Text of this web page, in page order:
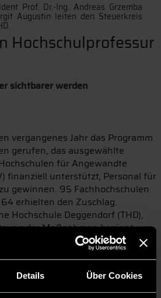
Details Über Cookies
Prof. Dr.-Ing. Andreas Grzemba
Augustin leiten den Steuerkreis
Hochschulprofessur
sichtbarer werden
vergangenes Jahr das Programm
gerufen, das ausgewählte
für Angewandte
finanziell unterstützt, Personal für
gewinnen. 95 Fachhochschulen
erhielten den Zuschlag.
Hochschule Deggendorf (THD),
der Maßnahmen beginnt, um
Hochschulprofessur zu stärken.
sind
Wissenschaften harter
Geeignete Bewerber mit der